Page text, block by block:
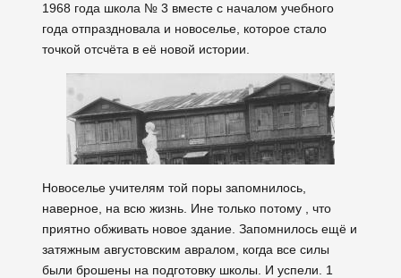
1968 года школа № 3 вместе с началом учебного
года отпраздновала и новоселье, которое стало
точкой отсчёта в её новой истории.
Новоселье учителям той поры запомнилось,
наверное, на всю жизнь. Ине только потому , что
приятно обживать новое здание. Запомнилось ещё и
затяжным августовским авралом, когда все силы
были брошены на подготовку школы. И успели. 1